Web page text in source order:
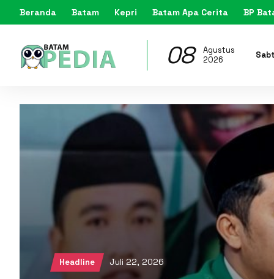
Beranda Batam Kepri Batam Apa Cerita BP
08
Agustus
2026
Headline Juli 22, 2026